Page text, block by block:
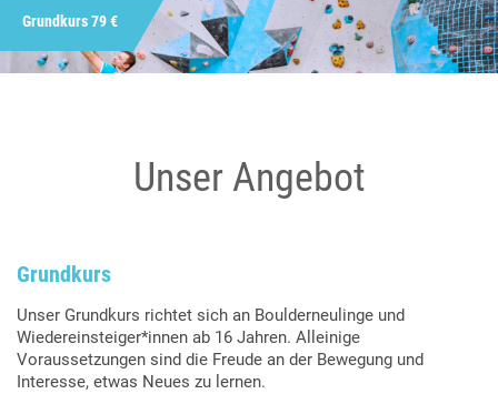
Grundkurs 79 €
Unser Angebot
Grundkurs
Unser Grundkurs richtet sich an Boulderneulinge und
Wiedereinsteiger*innen ab 16 Jahren. Alleinige
Voraussetzungen sind die Freude an der Bewegung und
Interesse, etwas Neues zu lernen.